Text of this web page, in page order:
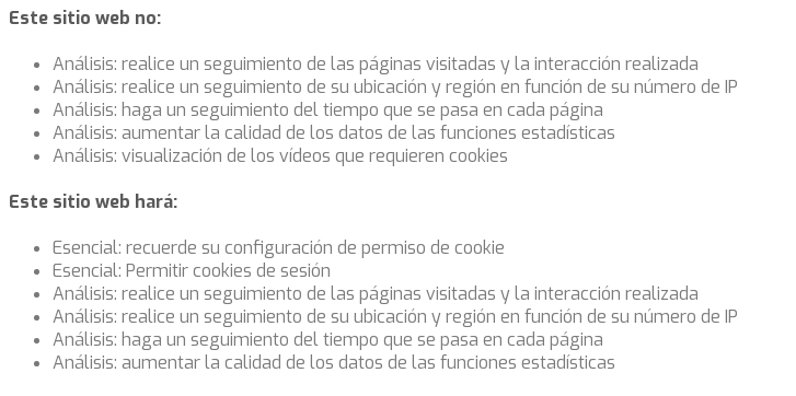
Este sitio web no:
Análisis: realice un seguimiento de las páginas visitadas y la interacción realizada
Análisis: realice un seguimiento de su ubicación y región en función de su número de IP
Análisis: haga un seguimiento del tiempo que se pasa en cada página
Análisis: aumentar la calidad de los datos de las funciones estadísticas
Análisis: visualización de los vídeos que requieren cookies
Este sitio web hará:
Esencial: recuerde su configuración de permiso de cookie
Esencial: Permitir cookies de sesión
Análisis: realice un seguimiento de las páginas visitadas y la interacción realizada
Análisis: realice un seguimiento de su ubicación y región en función de su número de IP
Análisis: haga un seguimiento del tiempo que se pasa en cada página
Análisis: aumentar la calidad de los datos de las funciones estadísticas